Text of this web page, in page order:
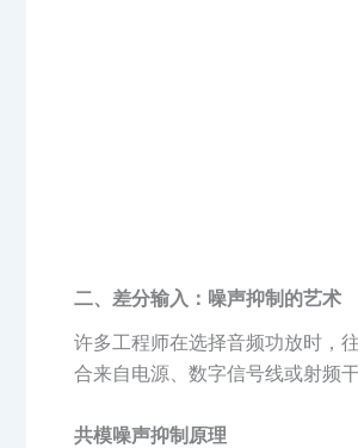
二、差分输入：噪声抑制的艺术
许多工程师在选择音频功放时，
合来自电源、数字信号线或射频
共模噪声抑制原理